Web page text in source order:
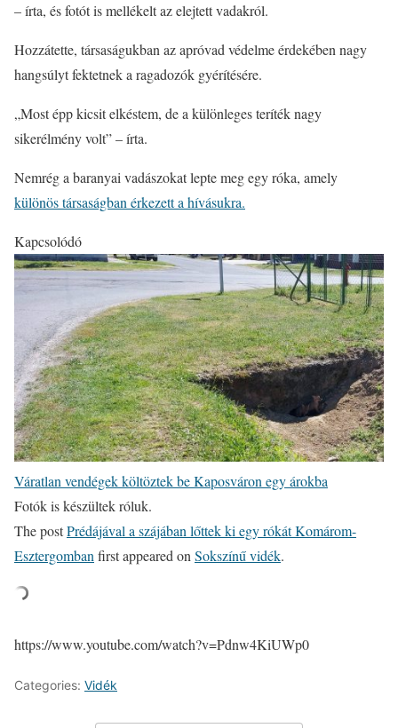
– írta, és fotót is mellékelt az elejtett vadakról.
Hozzátette, társaságukban az apróvad védelme érdekében nagy
hangsúlyt fektetnek a ragadozók gyérítésére.
„Most épp kicsit elkéstem, de a különleges teríték nagy
sikerélmény volt” – írta.
Nemrég a baranyai vadászokat lepte meg egy róka, amely
különös társaságban érkezett a hívásukra.
Kapcsolódó
Váratlan vendégek költöztek be Kaposváron egy árokba
Fotók is készültek róluk.
The postPrédájával a szájában lőttek ki egy rókát Komárom-
Esztergomban first appeared on Sokszínű vidék.
https://www.youtube.com/watch?v=Pdnw4KiUWp0
Categories: Vidék